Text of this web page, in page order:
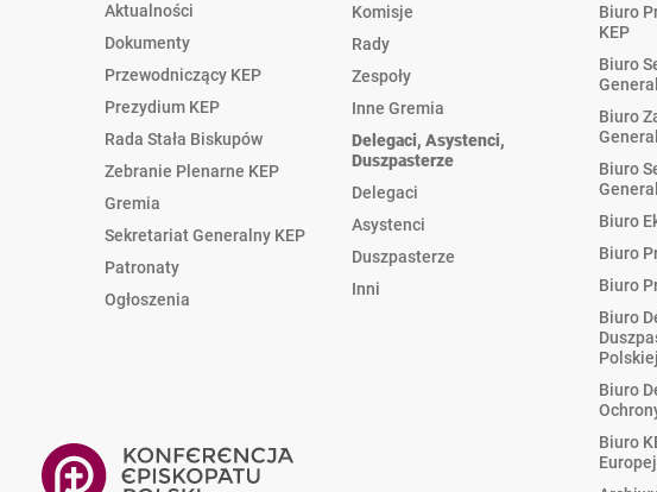
Aktualności
Dokumenty
Przewodniczący KEP
Prezydium KEP
Rada Stała Biskupów
Zebranie Plenarne KEP
Gremia
Sekretariat Generalny KEP
Patronaty
Ogłoszenia
Komisje
Rady
Zespoły
Inne Gremia
Delegaci, Asystenci,
Duszpasterze
Delegaci
Asystenci
Duszpasterze
Inni
Biuro
KEP
Biuro
Biuro
Biuro
Biuro
Biuro
Biuro
Biuro
Polskiej
Biuro
Biuro